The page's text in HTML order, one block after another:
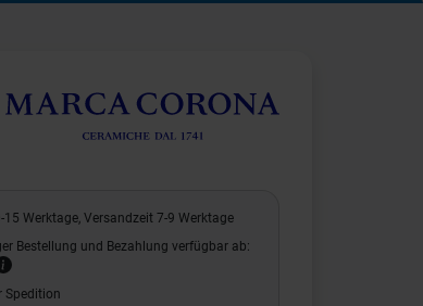
15 Werktage, Versandzeit 7-9 Werktage
Bestellung und Bezahlung verfügbar ab:
Spedition